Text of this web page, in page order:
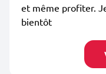
et même profiter.
bientôt